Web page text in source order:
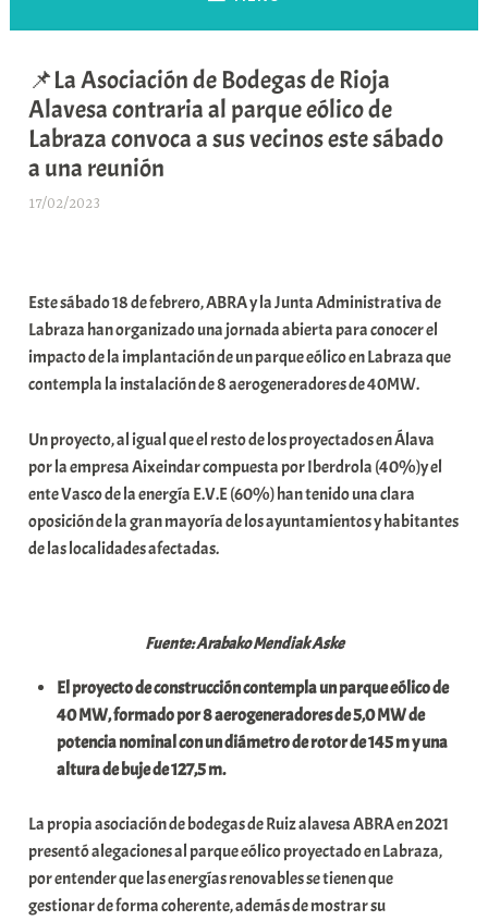
📌La Asociación de Bodegas de Rioja
Alavesa contraria al parque eólico de
Labraza convoca a sus vecinos este sábado
a una reunión
17/02/2023
a
r
E
r
i
o
x
a
K
i
t
a
t
a
Este sábado 18 de febrero, ABRA y la Junta Administrativa de
Labraza han organizado una jornada abierta para conocer el
impacto de la implantación de un parque eólico en Labraza que
contempla la instalación de 8 aerogeneradores de 40MW.
Un proyecto, al igual que el resto de los proyectados en Álava
por la empresa Aixeindar compuesta por Iberdrola (40%)y el
ente Vasco de la energía E.V.E (60%) han tenido una clara
oposición de la gran mayoría de los ayuntamientos y habitantes
de las localidades afectadas.
Fuente: Arabako Mendiak Aske
El proyecto de construcción contempla un parque eólico de
40 MW, formado por 8 aerogeneradores de 5,0 MW de
potencia nominal con un diámetro de rotor de 145 m y una
altura de buje de 127,5 m.
La propia asociación de bodegas de Ruiz alavesa ABRA en 2021
presentó alegaciones al parque eólico proyectado en Labraza,
por entender que las energías renovables se tienen que
gestionar de forma coherente, además de mostrar su